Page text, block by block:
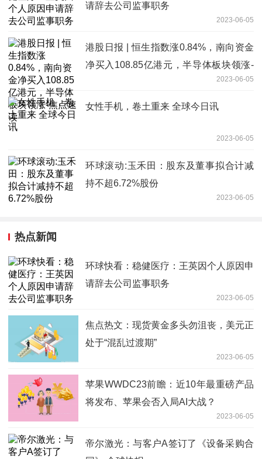
请辞去公司监事职务
2023-06-05
港股日报 | 恒生指数涨0.84%，南向资金
净买入108.85亿港元，半导体板块领涨-
2023-06-05
女性手机，卷土重来 全球今日讯
2023-06-05
环球滚动:玉禾田：股东及董事拟合计减
持不超6.72%股份
2023-06-05
热点新闻
环球快看：稳健医疗：王英因个人原因申
请辞去公司监事职务
2023-06-05
焦点热文：现货黄金多头勿沮丧，美元正
处于“混乱过渡期”
2023-06-05
苹果WWDC23前瞻：近10年最重磅产品
将发布、苹果会否入局AI大战？
2023-06-05
帝尔激光：与客户A签订了《设备采购合